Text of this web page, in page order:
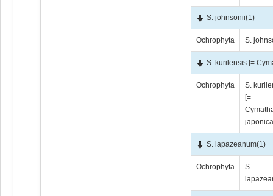
S. johnsonii(1)
Ochrophyta S.
S. kurilensis [=
Ochrophyta
S.
[=
S. lapazeanum(1)
Ochrophyta
S.